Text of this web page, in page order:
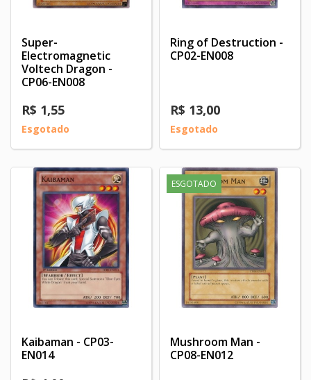
Super-
Electromagnetic
Voltech Dragon -
CP06-EN008
R$ 1,55
Esgotado
Ring of Destruction -
CP02-EN008
R$ 13,00
Esgotado
Kaibaman - CP03-
EN014
ESGOTADO
Mushroom Man -
CP08-EN012